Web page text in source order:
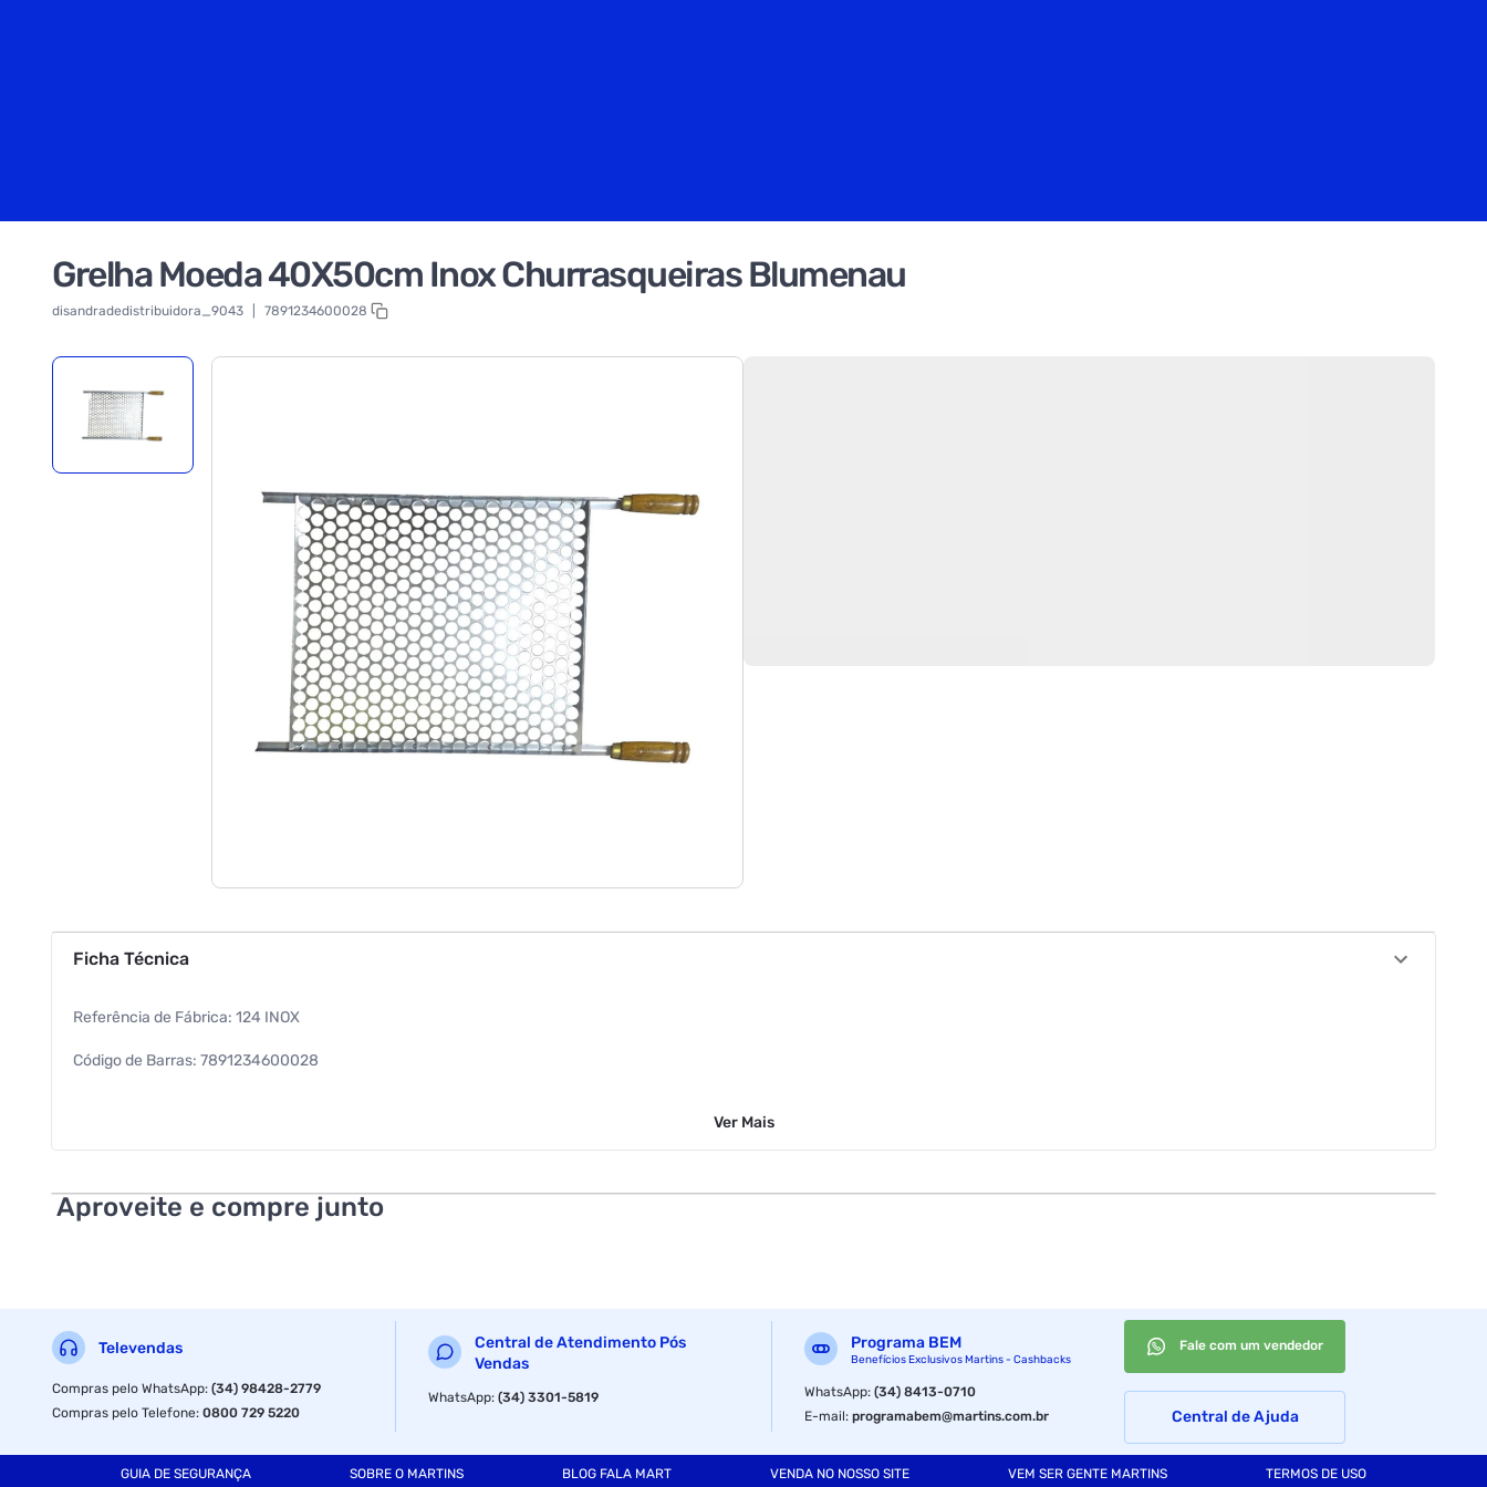
Grelha Moeda 40X50cm Inox Churrasqueiras Blumenau
disandradedistribuidora_9043 7891234600028
Ficha Técnica
Referência de Fábrica: 124 INOX
Código de Barras: 7891234600028
Peso Líquido: 852 g
Ver Mais
Aproveite e compre junto
Televendas
Compras pelo WhatsApp:(34) 98428-2779
Compras pelo Telefone:0800 729 5220
Central de Atendimento Pós
Vendas
WhatsApp:(34) 3301-5819
Programa BEM
Benefícios Exclusivos Martins - Cashbacks
WhatsApp:(34) 8413-0710
E-mail:programabem@martins.com.br
Fale com um vendedor
Central de Ajuda
GUIA DE SEGURANÇA SOBRE O MARTINS BLOG FALA MART VENDA NO NOSSO SITE VEM SER GENTE MARTINS TERMOS DE USO